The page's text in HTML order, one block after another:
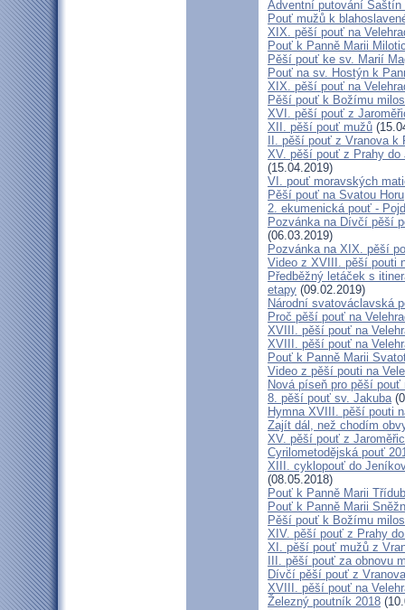
Adventní putování Šaštín
Pouť mužů k
XIX. pěší pouť na
Pouť k Panně Marii
Pěší pouť ke sv. Marií
Pouť na sv. Hostýn k
XIX. pěší pouť na
Pěší pouť k Božímu
XVI. pěší pouť z
XII. pěší pouť mužů
II. pěší pouť z Vranova k
XV. pěší pouť z Prahy
(15.04.2019)
VI. pouť moravských
Pěší pouť na Svatou Horu
2. ekumenická pouť -
Pozvánka na Dívčí pěší
(06.03.2019)
Pozvánka na XIX. pěší
Video z XVIII. pěší pouti
Předběžný letáček s
etapy (09.02.2019)
Národní svatováclavská
Proč pěší pouť na
XVIII. pěší pouť na
XVIII. pěší pouť na
Pouť k Panně Marii
Video z pěší pouti na
Nová píseň pro pěší
8. pěší pouť sv. Jakuba
Hymna XVIII. pěší pouti
Zajít dál, než chodím
XV. pěší pouť z
Cyrilometodějská pouť
XIII. cyklopouť do
(08.05.2018)
Pouť k Panně Marii
Pouť k Panně Marii
Pěší pouť k Božímu
XIV. pěší pouť z Prahy
XI. pěší pouť mužů z
III. pěší pouť za obnovu
Dívčí pěší pouť z
XVIII. pěší pouť na
Železný poutník 2018